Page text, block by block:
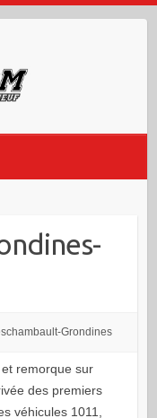
Grondines
remorque sur
des premiers
véhicules 1011,